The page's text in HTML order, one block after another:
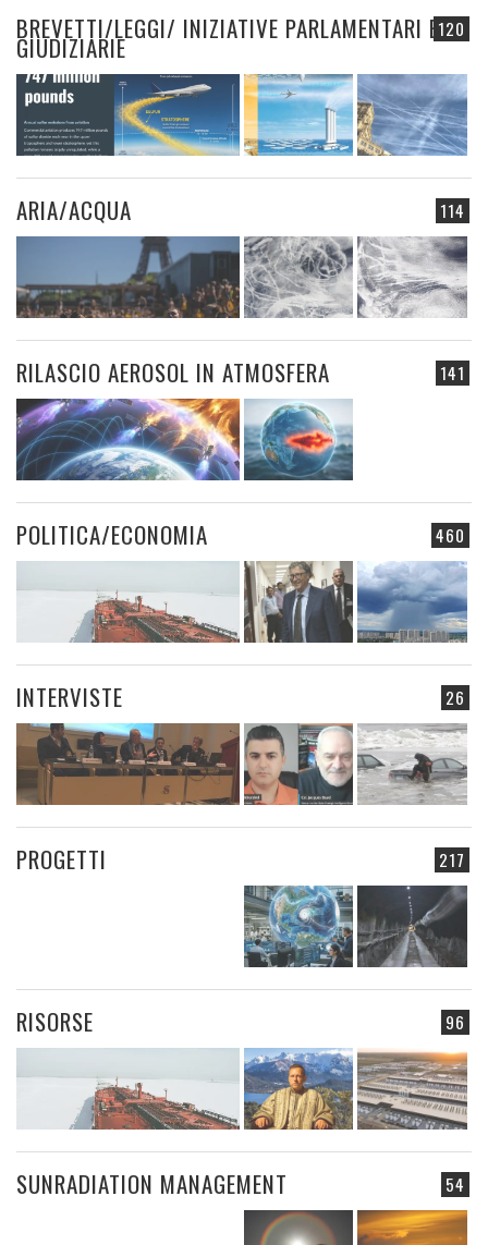
120
BREVETTI/LEGGI/ INIZIATIVE PARLAMENTARI E
GIUDIZIARIE
114
ARIA/ACQUA
141
RILASCIO AEROSOL IN ATMOSFERA
460
POLITICA/ECONOMIA
26
INTERVISTE
217
PROGETTI
96
RISORSE
54
SUNRADIATION MANAGEMENT